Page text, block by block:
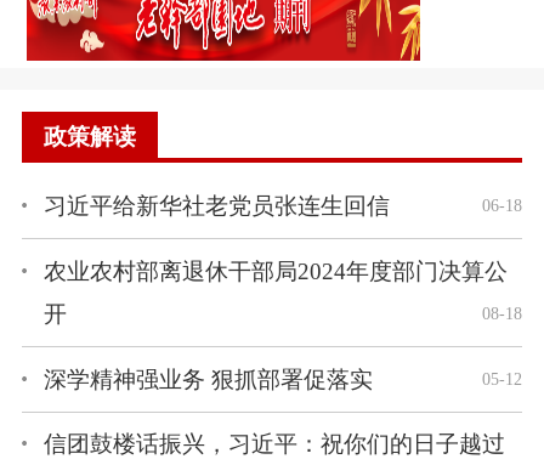
政策解读
习近平给新华社老党员张连生回信 06-18
农业农村部离退休干部局2024年度部门决算公
开
08-18
深学精神强业务 狠抓部署促落实 05-12
信团鼓楼话振兴，习近平：祝你们的日子越过